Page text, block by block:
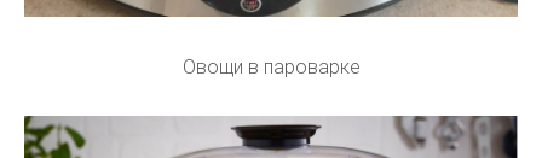
Овощи в пароварке